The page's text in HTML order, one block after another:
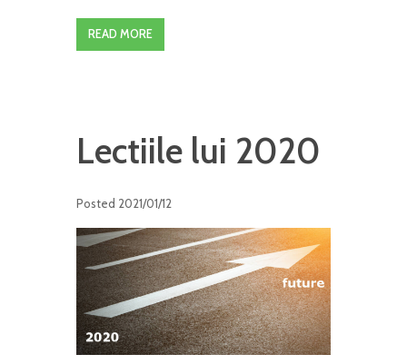
READ MORE
Lectiile lui 2020
Posted 2021/01/12